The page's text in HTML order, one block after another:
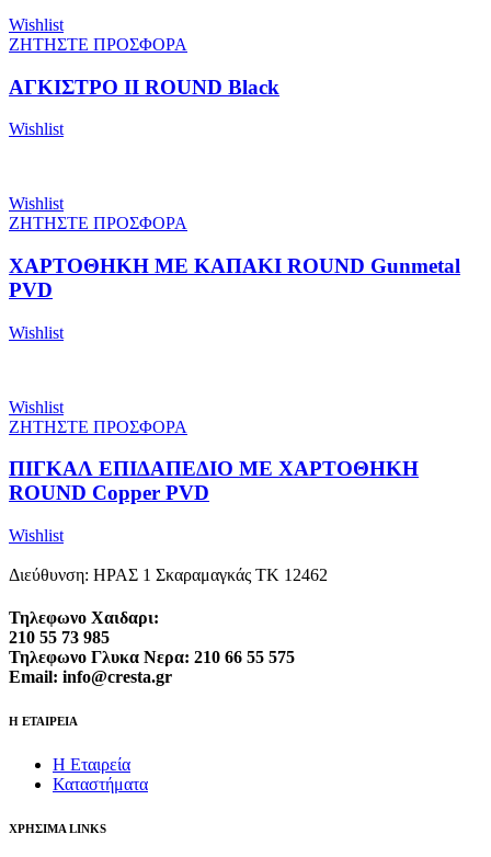
Wishlist
ΖΗΤΗΣΤΕ ΠΡΟΣΦΟΡΑ
ΑΓΚΙΣΤΡΟ II ROUND Black
Wishlist
Wishlist
ΖΗΤΗΣΤΕ ΠΡΟΣΦΟΡΑ
ΧΑΡΤΟΘΗΚΗ ΜΕ ΚΑΠΑΚΙ ROUND Gunmetal
PVD
Wishlist
Wishlist
ΖΗΤΗΣΤΕ ΠΡΟΣΦΟΡΑ
ΠΙΓΚΑΛ ΕΠΙΔΑΠΕΔΙΟ ΜΕ ΧΑΡΤΟΘΗΚΗ
ROUND Copper PVD
Wishlist
Διεύθυνση: ΗΡΑΣ 1 Σκαραμαγκάς ΤΚ 12462
Τηλεφωνο Χαιδαρι:
210 55 73 985
Τηλεφωνο Γλυκα Νερα: 210 66 55 575
Email: info@cresta.gr
Η ΕΤΑΙΡΕΙΑ
Η Εταιρεία
Καταστήματα
ΧΡΗΣΙΜΑ LINKS